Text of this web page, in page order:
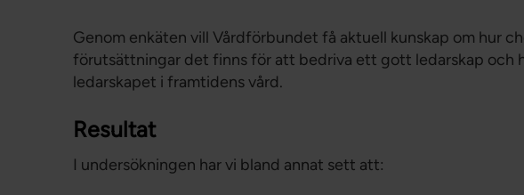
Chef
Genom enkäten vill Vårdförbundet få aktuell kunskap om hur
förutsättningar det finns för att bedriva ett gott ledarskap och
ledarskapet i framtidens vård.
Resultat
I undersökningen har vi bland annat sett att: